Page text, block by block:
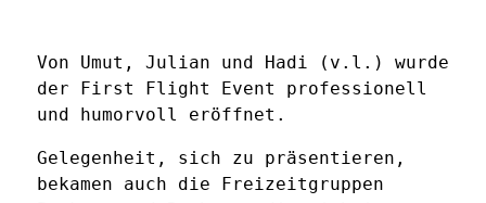
Von Umut, Julian und Hadi (v.l.) wurde
der First Flight Event professionell
und humorvoll eröffnet.
Gelegenheit, sich zu präsentieren,
bekamen auch die Freizeitgruppen